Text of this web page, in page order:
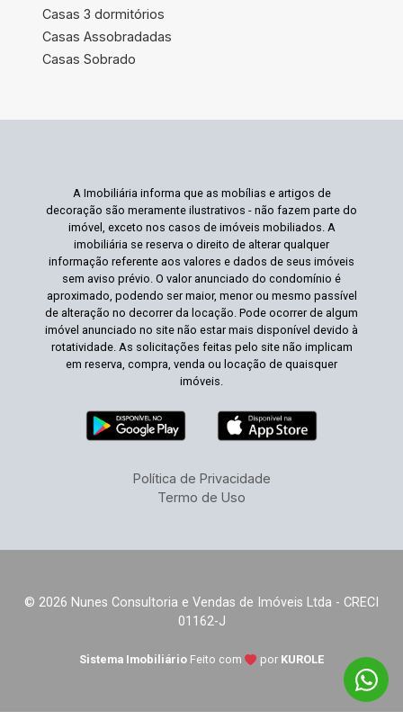
Casas 3 dormitórios
Casas Assobradadas
Casas Sobrado
A Imobiliária informa que as mobílias e artigos de
decoração são meramente ilustrativos - não fazem parte do
imóvel, exceto nos casos de imóveis mobiliados. A
imobiliária se reserva o direito de alterar qualquer
informação referente aos valores e dados de seus imóveis
sem aviso prévio. O valor anunciado do condomínio é
aproximado, podendo ser maior, menor ou mesmo passível
de alteração no decorrer da locação. Pode ocorrer de algum
imóvel anunciado no site não estar mais disponível devido à
rotatividade. As solicitações feitas pelo site não implicam
em reserva, compra, venda ou locação de quaisquer
imóveis.
Política de Privacidade
Termo de Uso
© 2026 Nunes Consultoria e Vendas de Imóveis Ltda - CRECI
01162-J
Sistema Imobiliário Feito com por KUROLE